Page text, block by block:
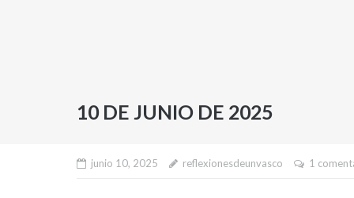
10 DE JUNIO DE 2025
junio 10, 2025 reflexionesdeunvasco 1